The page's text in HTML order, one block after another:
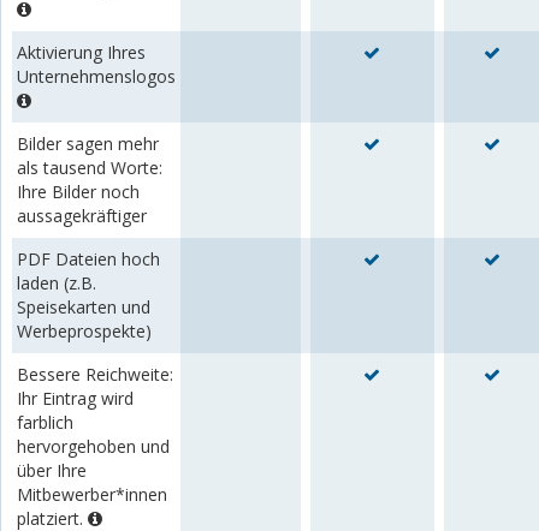
Aktivierung Ihres
Unternehmenslogos
Bilder sagen mehr
als tausend Worte:
Ihre Bilder noch
aussagekräftiger
PDF Dateien hoch
laden (z.B.
Speisekarten und
Werbeprospekte)
Bessere Reichweite:
Ihr Eintrag wird
farblich
hervorgehoben und
über Ihre
Mitbewerber*innen
platziert.